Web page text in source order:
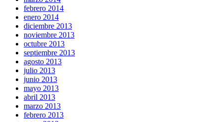
febrero 2014
enero 2014
diciembre 2013
noviembre 2013
octubre 2013
septiembre 2013
agosto 2013
julio 2013
junio 2013
mayo 2013
abril 2013
marzo 2013
febrero 2013